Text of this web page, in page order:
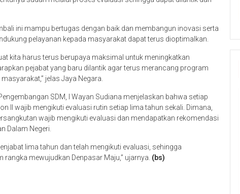
ini mampu bertugas dengan baik dan membangun inovasi serta
pelayanan kepada masyarakat dapat terus dioptimalkan.
kita harus terus berupaya maksimal untuk meningkatkan
pejabat yang baru dilantik agar terus merancang program
jelas Jaya Negara.
SDM, I Wayan Sudiana menjelaskan bahwa setiap
II wajib mengikuti evaluasi rutin setiap lima tahun sekali. Dimana,
wajib mengikuti evaluasi dan mendapatkan rekomendasi
Dalam Negeri.
lima tahun dan telah mengikuti evaluasi, sehingga
mewujudkan Denpasar Maju,” ujarnya. (bs)